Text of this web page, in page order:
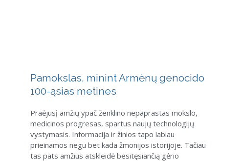
Pamokslas, minint Armėnų genocido
100-ąsias metines
Praėjusį amžių ypač ženklino nepaprastas mokslo,
medicinos progresas, spartus naujų technologijų
vystymasis. Informacija ir žinios tapo labiau
prieinamos negu bet kada žmonijos istorijoje. Tačiau
tas pats amžius atskleidė besitęsiančią gėrio